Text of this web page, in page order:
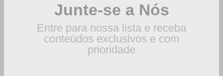
Junte-se a Nós
Entre para nossa lista e receba
conteúdos exclusivos e com
prioridade